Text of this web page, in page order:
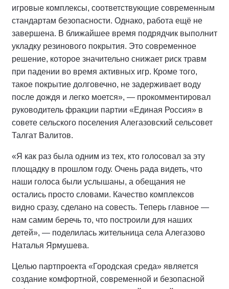
игровые комплексы, соответствующие современным
стандартам безопасности. Однако, работа ещё не
завершена. В ближайшее время подрядчик выполнит
укладку резинового покрытия. Это современное
решение, которое значительно снижает риск травм
при падении во время активных игр. Кроме того,
такое покрытие долговечно, не задерживает воду
после дождя и легко моется», — прокомментировал
руководитель фракции партии «Единая Россия» в
совете сельского поселения Алегазовский сельсовет
Талгат Валитов.
«Я как раз была одним из тех, кто голосовал за эту
площадку в прошлом году. Очень рада видеть, что
наши голоса были услышаны, а обещания не
остались просто словами. Качество комплексов
видно сразу, сделано на совесть. Теперь главное —
нам самим беречь то, что построили для наших
детей», — поделилась жительница села Алегазово
Наталья Ярмушева.
Целью партпроекта «Городская среда» является
создание комфортной, современной и безопасной